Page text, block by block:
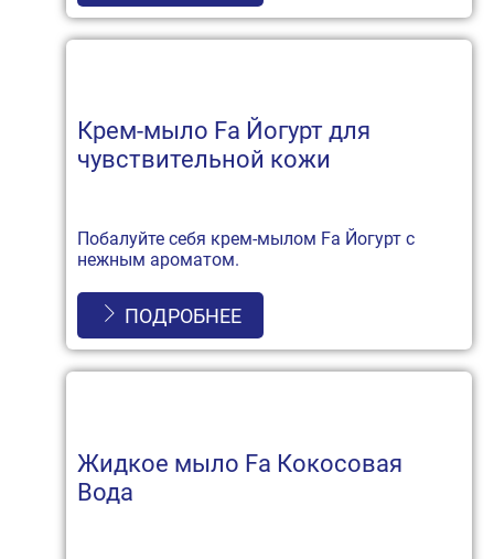
Крем-мыло Fa Йогурт для
чувствительной кожи
Побалуйте себя крем-мылом Fa Йогурт с
нежным ароматом.
ПОДРОБНЕЕ
Жидкое мыло Fa Кокосовая
Вода